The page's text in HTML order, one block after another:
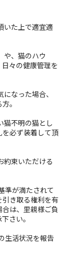
いた上で適宜適
、猫のハウ
々の健康管理を
なった場合、
。
不明の猫とし
必ず装着して頂
束いただける
準が満たされて
き取る権利を有
は、里親様ご負
さい。
生活状況を報告